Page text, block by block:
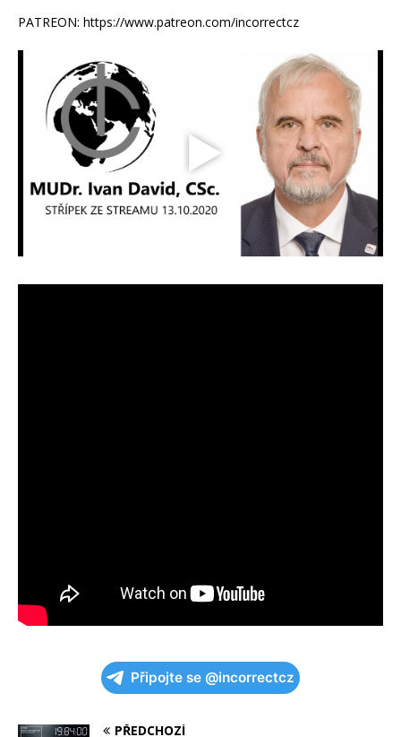
PATREON: https://www.patreon.com/incorrectcz
Připojte se @incorrectcz
PŘEDCHOZÍ